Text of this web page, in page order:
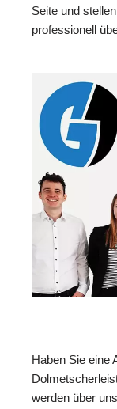
Seite und
professionell
Haben Sie eine
werden über